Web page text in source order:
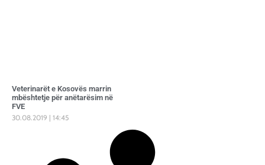
Veterinarët e Kosovës marrin
mbështetje për anëtarësim në
FVE
30.08.2019
14:45